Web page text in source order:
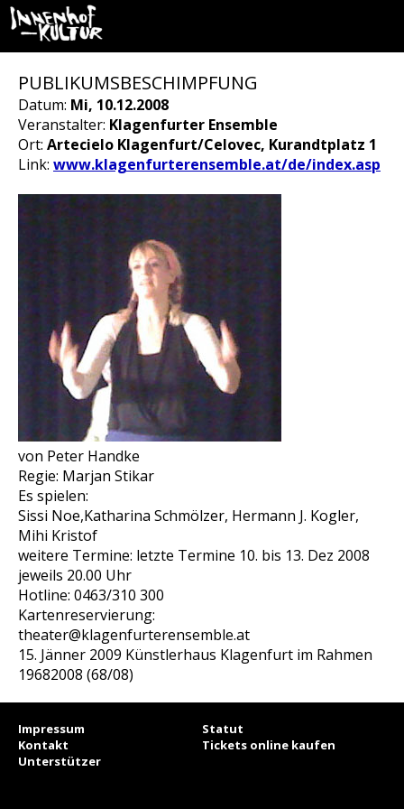
PUBLIKUMSBESCHIMPFUNG
Datum: Mi, 10.12.2008
Veranstalter: Klagenfurter Ensemble
Ort: Artecielo Klagenfurt/Celovec, Kurandtplatz 1
Link: www.klagenfurterensemble.at/de/index.asp
von Peter Handke
Regie: Marjan Stikar
Es spielen:
Sissi Noe,Katharina Schmölzer, Hermann J. Kogler,
Mihi Kristof
weitere Termine: letzte Termine 10. bis 13. Dez 2008
jeweils 20.00 Uhr
Hotline: 0463/310 300
Kartenreservierung:
theater@klagenfurterensemble.at
15. Jänner 2009 Künstlerhaus Klagenfurt im Rahmen
19682008 (68/08)
Impressum
Statut
Kontakt
Tickets online kaufen
Unterstützer